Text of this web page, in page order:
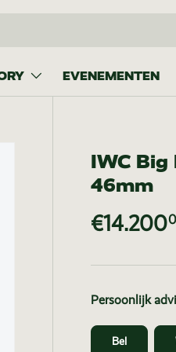
EVENEMENTEN
IWC Big
46mm
€14.200
Persoonlijk
Bel